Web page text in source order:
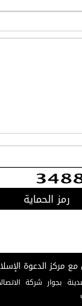
رمز الحماية
مع مركز الدعوة
بجوار شركة